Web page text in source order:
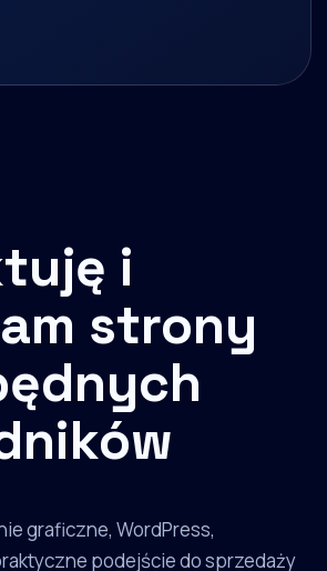
i
strony
graficzne, WordPress,
podejście do sprzedaży